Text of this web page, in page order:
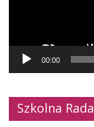
00:00
Szkolna